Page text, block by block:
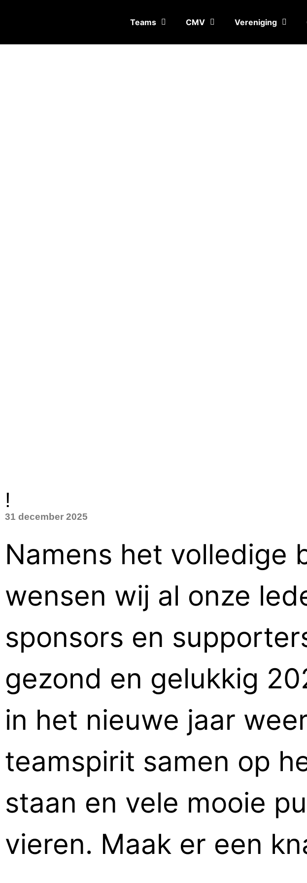
Teams CMV Vereniging
!
31 december 2025
Namens het volledige
wensen wij al onze
sponsors en
gezond en gelukkig
in het nieuwe jaar
teamspirit samen op
staan en vele mooie
vieren. Maak er een